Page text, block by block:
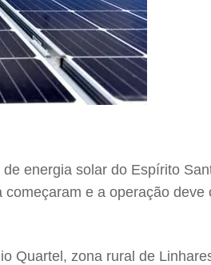
energia solar do Espírito
e a operação
Quartel, zona rural de